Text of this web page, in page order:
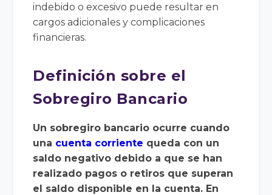
indebido o excesivo puede resultar en
cargos adicionales y complicaciones
financieras.
Definición sobre el
Sobregiro Bancario
Un sobregiro bancario ocurre cuando
una cuenta corriente queda con un
saldo negativo debido a que se han
realizado pagos o retiros que superan
el saldo disponible en la cuenta. En